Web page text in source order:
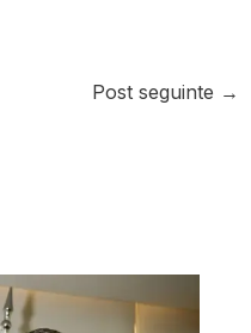
Post seguinte →